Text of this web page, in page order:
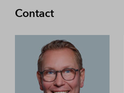
Contact